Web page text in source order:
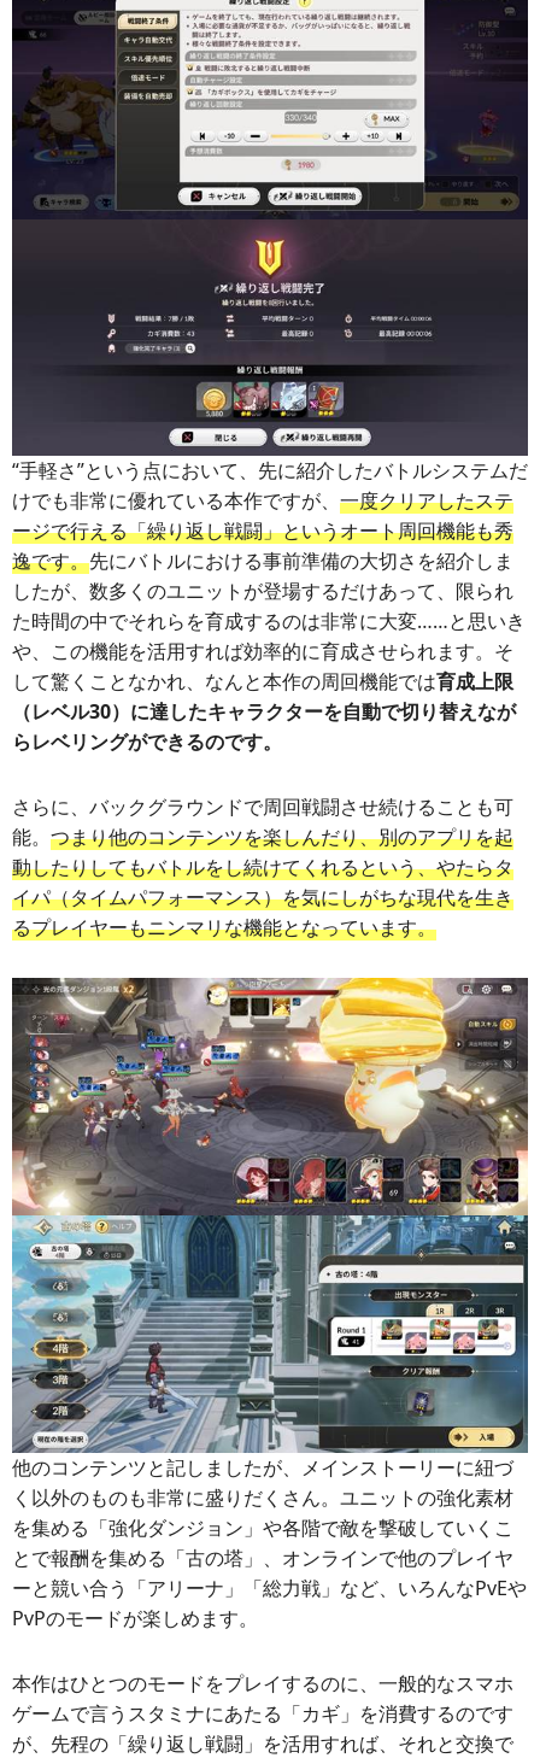
“手軽さ”という点において、先に紹介したバトルシステムだ
けでも非常に優れている本作ですが、 一度クリアしたステ
ージで行える「繰り返し戦闘」というオート周回機能も秀
逸です。先にバトルにおける事前準備の大切さを紹介しま
したが、数多くのユニットが登場するだけあって、限られ
た時間の中でそれらを育成するのは非常に大変……と思いき
や、この機能を活用すれば効率的に育成させられます。そ
して驚くことなかれ、なんと本作の周回機能では育成上限
（レベル30）に達したキャラクターを自動で切り替えなが
らレベリングができるのです。
さらに、バックグラウンドで周回戦闘させ続けることも可
能。 つまり他のコンテンツを楽しんだり、別のアプリを起
動したりしてもバトルをし続けてくれるという、やたらタ
イパ（タイムパフォーマンス）を気にしがちな現代を生き
るプレイヤーもニンマリな機能となっています。
他のコンテンツと記しましたが、メインストーリーに紐づ
く以外のものも非常に盛りだくさん。ユニットの強化素材
を集める「強化ダンジョン」や各階で敵を撃破していくこ
とで報酬を集める「古の塔」、オンラインで他のプレイヤ
ーと競い合う「アリーナ」「総力戦」など、いろんなPvEや
PvPのモードが楽しめます。
本作はひとつのモードをプレイするのに、一般的なスマホ
ゲームで言うスタミナにあたる「カギ」を消費するのです
が、先程の「繰り返し戦闘」を活用すれば、それと交換で